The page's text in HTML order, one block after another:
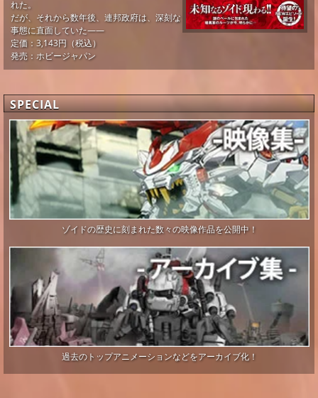
れた。
だが、それから数年後、連邦政府は、深刻な
事態に直面していた――
定価：3,143円（税込）
発売：ホビージャパン
SPECIAL
ゾイドの歴史に刻まれた数々の映像作品を公開中！
過去のトップアニメーションなどをアーカイブ化！